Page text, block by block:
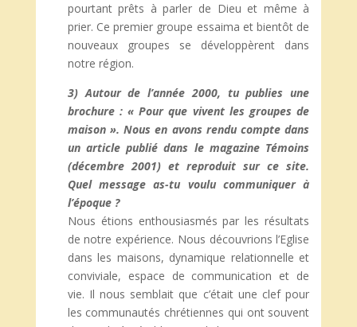
pourtant prêts à parler de Dieu et même à
prier. Ce premier groupe essaima et bientôt de
nouveaux groupes se développèrent dans
notre région.
3) Autour de l’année 2000, tu publies une
brochure : « Pour que vivent les groupes de
maison ». Nous en avons rendu compte dans
un article publié dans le magazine Témoins
(décembre 2001) et reproduit sur ce site.
Quel message as-tu voulu communiquer à
l’époque ?
Nous étions enthousiasmés par les résultats
de notre expérience. Nous découvrions l’Eglise
dans les maisons, dynamique relationnelle et
conviviale, espace de communication et de
vie. Il nous semblait que c’était une clef pour
les communautés chrétiennes qui ont souvent